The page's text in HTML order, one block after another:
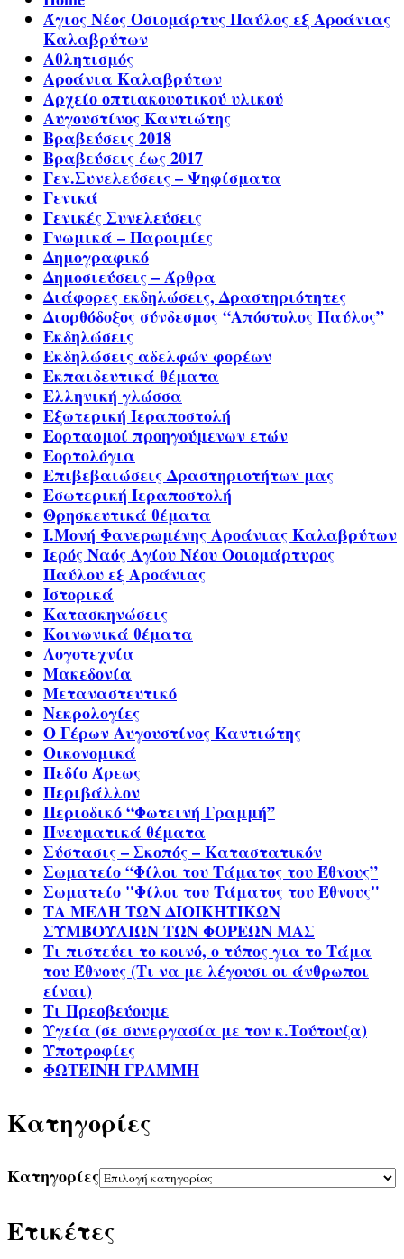
Άγιος Νέος Οσιομάρτυς Παύλος εξ Αροάνιας
Καλαβρύτων
Αθλητισμός
Αροάνια Καλαβρύτων
Αρχείο οπτιακουστικού υλικού
Αυγουστίνος Καντιώτης
Βραβεύσεις 2018
Βραβεύσεις έως 2017
Γεν.Συνελεύσεις – Ψηφίσματα
Γενικά
Γενικές Συνελεύσεις
Γνωμικά – Παροιμίες
Δημογραφικό
Δημοσιεύσεις – Άρθρα
Διάφορες εκδηλώσεις, Δραστηριότητες
Διορθόδοξος σύνδεσμος “Απόστολος Παύλος”
Εκδηλώσεις
Εκδηλώσεις αδελφών φορέων
Εκπαιδευτικά θέματα
Ελληνική γλώσσα
Εξωτερική Ιεραποστολή
Εορτασμοί προηγούμενων ετών
Εορτολόγια
Επιβεβαιώσεις Δραστηριοτήτων μας
Εσωτερική Ιεραποστολή
Θρησκευτικά θέματα
Ι.Μονή Φανερωμένης Αροάνιας Καλαβρύτων
Ιερός Ναός Αγίου Νέου Οσιομάρτυρος
Παύλου εξ Αροάνιας
Ιστορικά
Κατασκηνώσεις
Κοινωνικά θέματα
Λογοτεχνία
Μακεδονία
Μεταναστευτικό
Νεκρολογίες
Ο Γέρων Αυγουστίνος Καντιώτης
Οικονομικά
Πεδίο Άρεως
Περιβάλλον
Περιοδικό “Φωτεινή Γραμμή”
Πνευματικά θέματα
Σύστασις – Σκοπός – Καταστατικόν
Σωματείο “Φίλοι του Τάματος του Έθνους”
Σωματείο "Φίλοι του Τάματος του Έθνους"
ΤΑ ΜΕΛΗ ΤΩΝ ΔΙΟΙΚΗΤΙΚΩΝ
ΣΥΜΒΟΥΛΙΩΝ ΤΩΝ ΦΟΡΕΩΝ ΜΑΣ
Τι πιστεύει το κοινό, ο τύπος για το Τάμα
του Έθνους (Τι να με λέγουσι οι άνθρωποι
είναι)
Τι Πρεσβεύουμε
Υγεία (σε συνεργασία με τον κ.Τούτουζα)
Υποτροφίες
ΦΩΤΕΙΝΗ ΓΡΑΜΜΗ
Kατηγορίες
Kατηγορίες
Ετικέτες